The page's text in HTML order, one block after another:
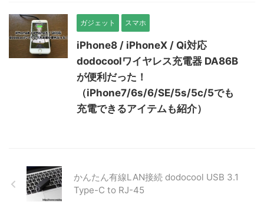
ガジェット スマホ
iPhone8 / iPhoneX / Qi対応
dodocoolワイヤレス充電器 DA86B
が便利だった！
（iPhone7/6s/6/SE/5s/5c/5でも
充電できるアイテムも紹介）
かんたん有線LAN接続 dodocool USB 3.1
Type-C to RJ-45